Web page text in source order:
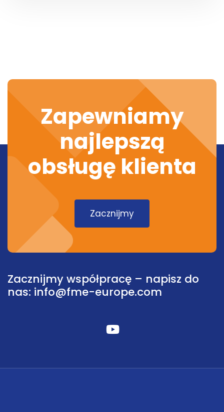
Zapewniamy
najlepszą
obsługę klienta
Zacznijmy
Zacznijmy współpracę – napisz do
nas: info@fme-europe.com
youtube